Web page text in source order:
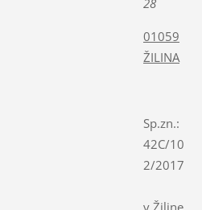
28
01059
ŽILINA
Sp.zn.:
42C/10
2/2017